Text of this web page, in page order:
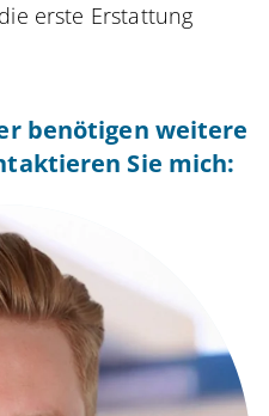
erste Erstattung
benötigen weitere
Sie mich: